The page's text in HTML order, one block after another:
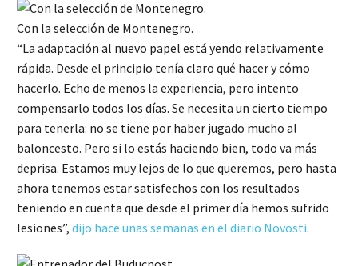
Con la selección de Montenegro.
“La adaptación al nuevo papel está yendo relativamente
rápida. Desde el principio tenía claro qué hacer y cómo
hacerlo. Echo de menos la experiencia, pero intento
compensarlo todos los días. Se necesita un cierto tiempo
para tenerla: no se tiene por haber jugado mucho al
baloncesto. Pero si lo estás haciendo bien, todo va más
deprisa. Estamos muy lejos de lo que queremos, pero hasta
ahora tenemos estar satisfechos con los resultados
teniendo en cuenta que desde el primer día hemos sufrido
lesiones”, dijo hace unas semanas en el diario Novosti.